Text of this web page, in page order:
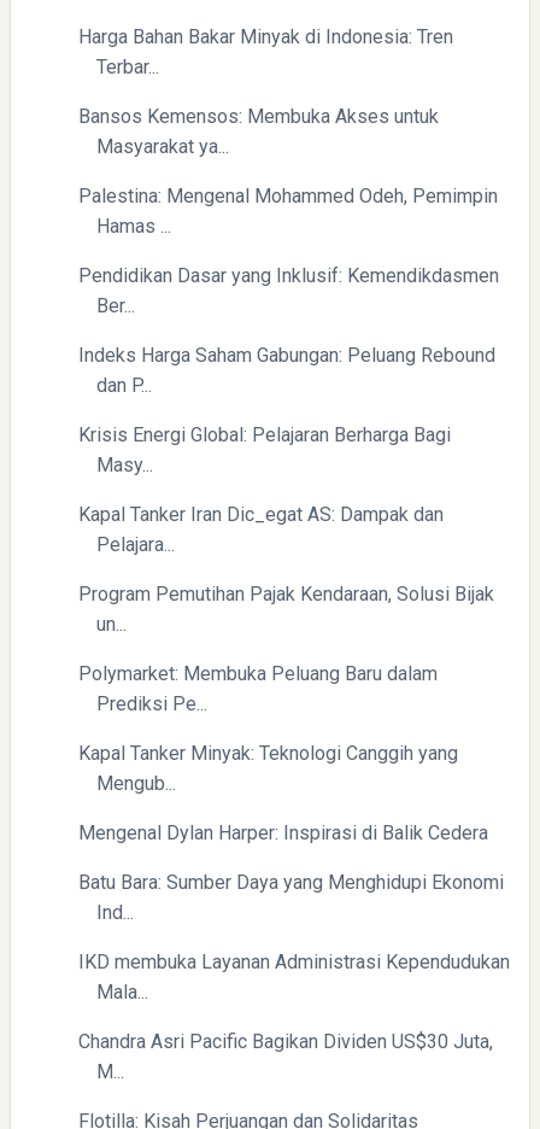
Kepatuhan Pajak
Pelajaran Berharga dari Kasus dr. Tifa dan Roy Suryo
Harga Bahan Bakar Minyak di Indonesia: Tren
Terbar...
Bansos Kemensos: Membuka Akses untuk
Masyarakat ya...
Palestina: Mengenal Mohammed Odeh, Pemimpin
Hamas ...
Pendidikan Dasar yang Inklusif: Kemendikdasmen
Ber...
Indeks Harga Saham Gabungan: Peluang Rebound
dan P...
Krisis Energi Global: Pelajaran Berharga Bagi
Masy...
Kapal Tanker Iran Dic_egat AS: Dampak dan
Pelajara...
Program Pemutihan Pajak Kendaraan, Solusi Bijak
un...
Polymarket: Membuka Peluang Baru dalam
Prediksi Pe...
Kapal Tanker Minyak: Teknologi Canggih yang
Mengub...
Mengenal Dylan Harper: Inspirasi di Balik Cedera
Batu Bara: Sumber Daya yang Menghidupi Ekonomi
Ind...
IKD membuka Layanan Administrasi Kependudukan
Mala...
Chandra Asri Pacific Bagikan Dividen US$30 Juta,
M...
Flotilla: Kisah Perjuangan dan Solidaritas